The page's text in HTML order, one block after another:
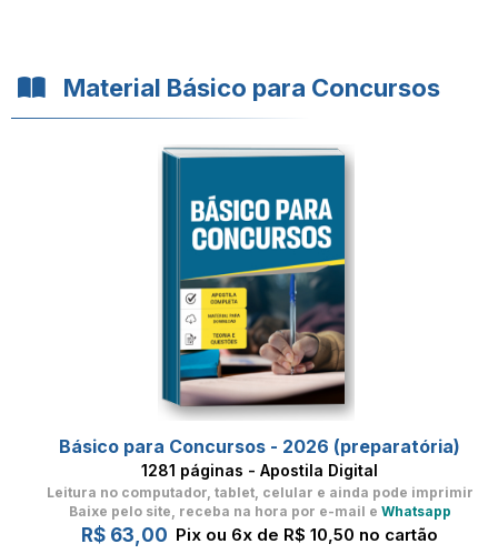
Material Básico para Concursos
Básico para Concursos - 2026 (preparatória)
1281 páginas - Apostila Digital
Leitura no computador, tablet, celular e ainda pode imprimir
Baixe pelo site, receba na hora por e-mail e Whatsapp
R$ 63,00 Pix ou 6x de R$ 10,50 no cartão